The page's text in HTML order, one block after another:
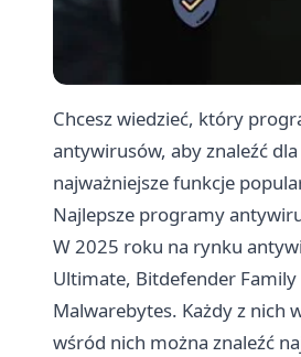
Chcesz wiedzieć, który
antywirusów, aby znaleźć
najważniejsze funkcje
Najlepsze programy
W 2025 roku na rynku
Ultimate, Bitdefender
Malwarebytes. Każdy z nich
wśród nich można znaleźć